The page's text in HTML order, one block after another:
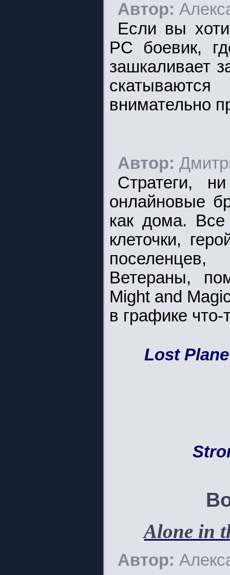
Автор:
Если вы
PC боевик,
зашкаливает
внимательно
Автор:
Стратеги,
онлайновые
как дома.
клеточки,
Ветераны,
Might and
в графике что-
Lost
Alone in
Автор: